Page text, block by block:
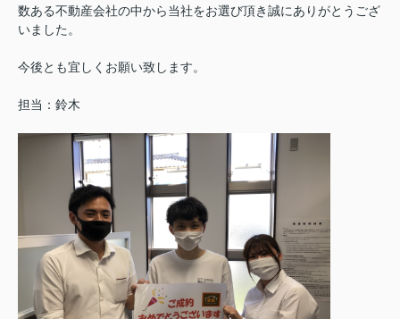
数ある不動産会社の中から当社をお選び頂き誠にありがとうござ
いました。
今後とも宜しくお願い致します。
担当：鈴木